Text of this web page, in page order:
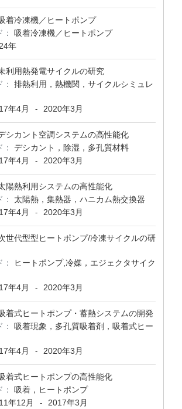
着冷凍機／ヒートポンプ
吸着冷凍機／ヒートポンプ
年
利用熱発電サイクルの研究
排熱利用，熱機関，サイクルシミュレ
年4月 - 2020年3月
シカント空調システムの高性能化
デシカント，除湿，多孔質材料
年4月 - 2020年3月
陽熱利用システムの高性能化
太陽熱，集熱器，ハニカム熱交換器
年4月 - 2020年3月
世代型型ヒートポンプ/冷凍サイクルの研
ヒートポンプ,冷媒，エジェクタサイク
年4月 - 2020年3月
着式ヒートポンプ・蓄熱システムの開発
吸着現象，多孔質吸着剤，吸着式ヒー
年4月 - 2020年3月
着式ヒートポンプの高性能化
吸着，ヒートポンプ
年12月 - 2017年3月